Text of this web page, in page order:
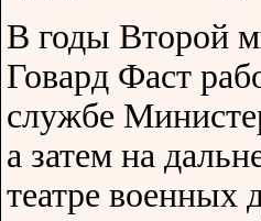
В годы Второй
Говард Фаст
службе
а затем на
театре военных